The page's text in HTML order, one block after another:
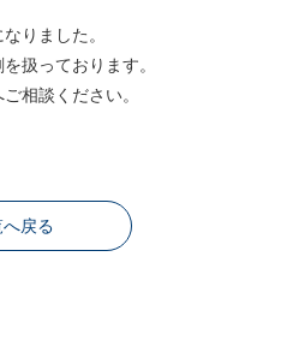
りました。
扱っております。
相談ください。
戻る